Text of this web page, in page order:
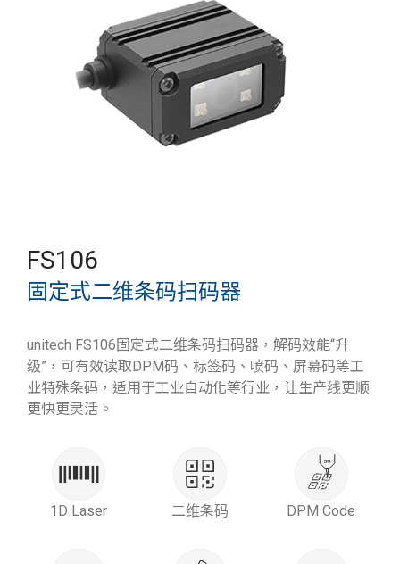
FS106
固定式二维条码扫码器
unitech FS106固定式二维条码扫码器，解码效能“升
级”，可有效读取DPM码、标签码、喷码、屏幕码等工
业特殊条码，适用于工业自动化等行业，让生产线更顺
更快更灵活。
1D Laser 二维条码 DPM Code